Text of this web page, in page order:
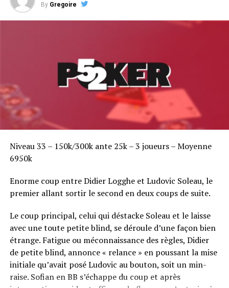
By Gregoire
Niveau 33 – 150k/300k ante 25k – 3 joueurs – Moyenne
6950k
Enorme coup entre Didier Logghe et Ludovic Soleau, le
premier allant sortir le second en deux coups de suite.
Le coup principal, celui qui déstacke Soleau et le laisse
avec une toute petite blind, se déroule d’une façon bien
étrange. Fatigue ou méconnaissance des règles, Didier
de petite blind, annonce « relance » en poussant la mise
initiale qu’avait posé Ludovic au bouton, soit un min-
raise. Sofian en BB s’échappe du coup et après